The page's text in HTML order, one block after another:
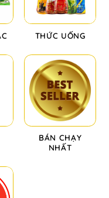
THỨC UỐNG
BÁN CHẠY
NHẤT